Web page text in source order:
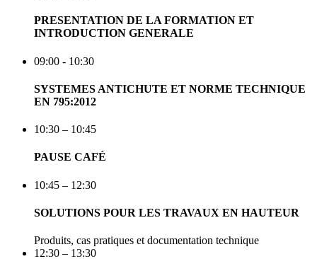
PRESENTATION DE LA FORMATION ET
INTRODUCTION GENERALE
09:00 - 10:30
SYSTEMES ANTICHUTE ET NORME TECHNIQUE
EN 795:2012
10:30 – 10:45
PAUSE CAFÉ
10:45 – 12:30
SOLUTIONS POUR LES TRAVAUX EN HAUTEUR
Produits, cas pratiques et documentation technique
12:30 – 13:30